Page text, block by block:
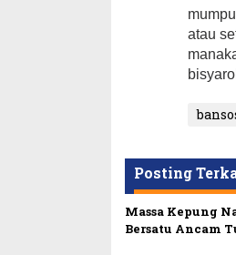
atau
Posting
Massa Kepung
Bersatu Ancam